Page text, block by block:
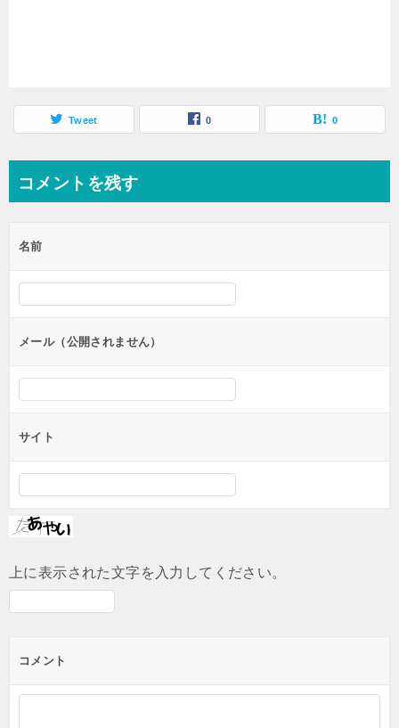
Tweet 0 0
コメントを残す
名前
メール（公開されません）
サイト
上に表示された文字を入力してください。
コメント